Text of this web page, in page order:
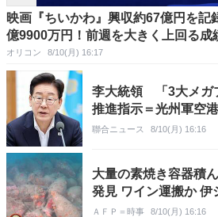
映画『ちいかわ』興収約67億円を
億9900万円！前週を大きく上回る成
オリコン 8/10(月) 16:17
李大統領 「3大メガ
推進指示＝光州軍空
聯合ニュース 8/10(月) 16:16
大量の素焼き容器積
発見 ワイン運搬か 伊
ＡＦＰ＝時事 8/10(月) 16:16